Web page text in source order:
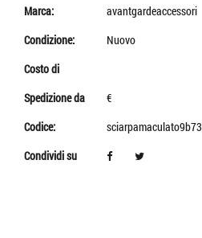
Marca:
avantgardeaccessori
Condizione:
Nuovo
Costo di
Spedizione da
€
Codice:
sciarpamaculato9b73
Condividi su